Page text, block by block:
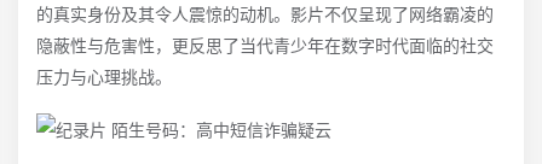
的真实身份及其令人震惊的动机。影片不仅呈现了网络霸凌的
隐蔽性与危害性，更反思了当代青少年在数字时代面临的社交
压力与心理挑战。